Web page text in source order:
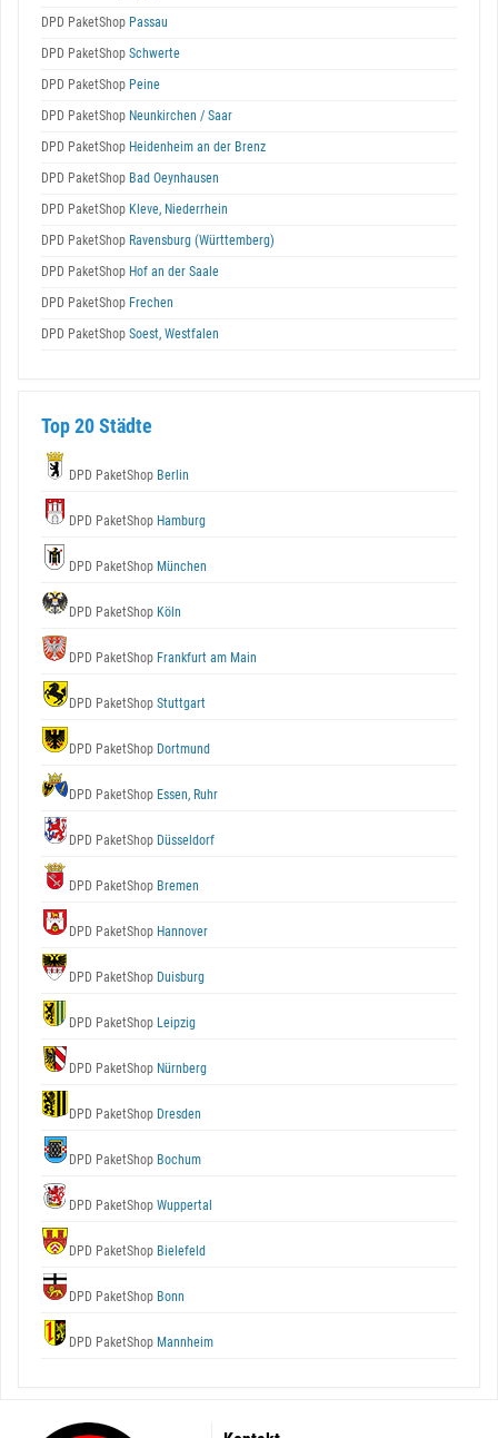
DPD PaketShop Passau
DPD PaketShop Schwerte
DPD PaketShop Peine
DPD PaketShop Neunkirchen / Saar
DPD PaketShop Heidenheim an der Brenz
DPD PaketShop Bad Oeynhausen
DPD PaketShop Kleve, Niederrhein
DPD PaketShop Ravensburg (Württemberg)
DPD PaketShop Hof an der Saale
DPD PaketShop Frechen
DPD PaketShop Soest, Westfalen
Top 20 Städte
DPD PaketShop Berlin
DPD PaketShop Hamburg
DPD PaketShop München
DPD PaketShop Köln
DPD PaketShop Frankfurt am Main
DPD PaketShop Stuttgart
DPD PaketShop Dortmund
DPD PaketShop Essen, Ruhr
DPD PaketShop Düsseldorf
DPD PaketShop Bremen
DPD PaketShop Hannover
DPD PaketShop Duisburg
DPD PaketShop Leipzig
DPD PaketShop Nürnberg
DPD PaketShop Dresden
DPD PaketShop Bochum
DPD PaketShop Wuppertal
DPD PaketShop Bielefeld
DPD PaketShop Bonn
DPD PaketShop Mannheim